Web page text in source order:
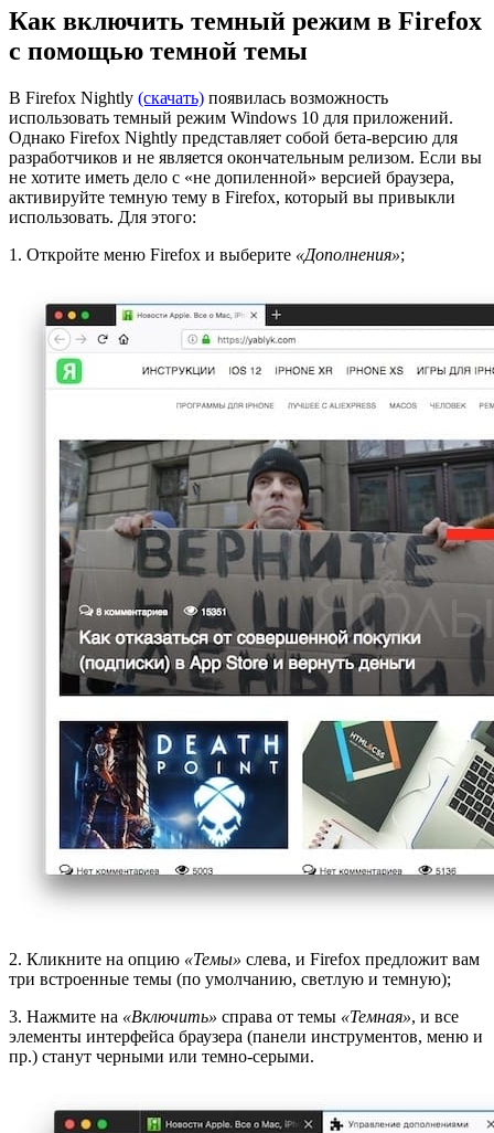
Как включить темный режим в Firefox
с помощью темной темы
В Firefox Nightly (скачать) появилась возможность
использовать темный режим Windows 10 для приложений.
Однако Firefox Nightly представляет собой бета-версию для
разработчиков и не является окончательным релизом. Если вы
не хотите иметь дело с «не допиленной» версией браузера,
активируйте темную тему в Firefox, который вы привыкли
использовать. Для этого:
1. Откройте меню Firefox и выберите «Дополнения»;
2. Кликните на опцию «Темы» слева, и Firefox предложит вам
три встроенные темы (по умолчанию, светлую и темную);
3. Нажмите на «Включить» справа от темы «Темная», и все
элементы интерфейса браузера (панели инструментов, меню и
пр.) станут черными или темно-серыми.